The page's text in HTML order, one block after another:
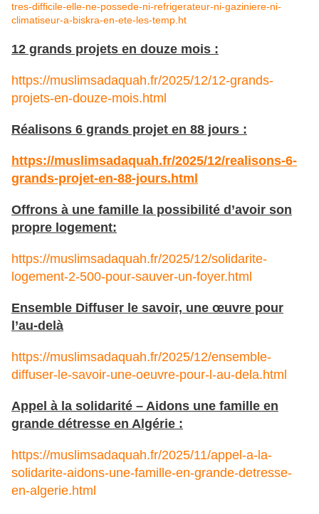
tres-difficile-elle-ne-possede-ni-refrigerateur-ni-gaziniere-ni-
climatiseur-a-biskra-en-ete-les-temp.ht
12 grands projets en douze mois :
https://muslimsadaquah.fr/2025/12/12-grands-
projets-en-douze-mois.html
Réalisons 6 grands projet en 88 jours :
https://muslimsadaquah.fr/2025/12/realisons-6-
grands-projet-en-88-jours.html
Offrons à une famille la possibilité d’avoir son
propre logement:
https://muslimsadaquah.fr/2025/12/solidarite-
logement-2-500-pour-sauver-un-foyer.html
Ensemble Diffuser le savoir, une œuvre pour
l’au-delà
https://muslimsadaquah.fr/2025/12/ensemble-
diffuser-le-savoir-une-oeuvre-pour-l-au-dela.html
Appel à la solidarité – Aidons une famille en
grande détresse en Algérie :
https://muslimsadaquah.fr/2025/11/appel-a-la-
solidarite-aidons-une-famille-en-grande-detresse-
en-algerie.html